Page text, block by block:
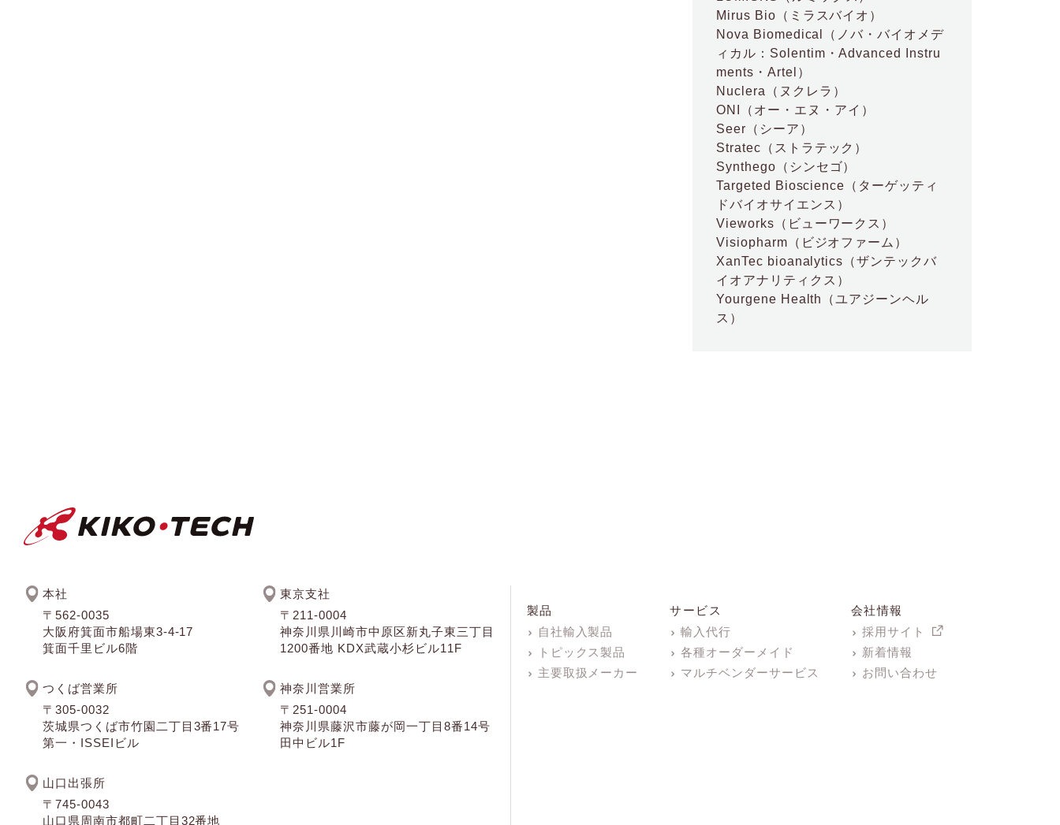
Mirus Bio （ミラスバイオ）
Nova Biomedical
（ノバ・バイオメデ
ィカル：Solentim・Advanced Instru
ments・Artel）
Nuclera
（ヌクレラ）
ONI
（オー・エヌ・アイ）
Seer （シーア）
Stratec （ストラテック）
Synthego （シンセゴ）
Targeted Bioscience （ターゲッティ
ドバイオサイエンス）
Vieworks （ビューワークス）
Visiopharm （ビジオファーム）
XanTec bioanalytics （ザンテックバ
イオアナリティクス）
Yourgene Health
（ユアジーンヘル
ス）
本社
〒562-0035
大阪府箕面市船場東3-4-17
箕面千里ビル6階
東京支社
〒211-0004
神奈川県川崎市中原区新丸子東三丁目
1200番地 KDX武蔵小杉ビル11F
つくば営業所
〒305-0032
茨城県つくば市竹園二丁目3番17号
第一・ISSEIビル
神奈川営業所
〒251-0004
神奈川県藤沢市藤が岡一丁目8番14号
田中ビル1F
山口出張所
〒745-0043
山口県周南市都町二丁目32番地
製品
自社輸入製品
トピックス製品
主要取扱メーカー
サービス
輸入代行
各種オーダーメイド
マルチベンダーサービス
会社情報
採用サイト
新着情報
お問い合わせ